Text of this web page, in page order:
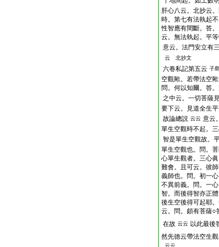
肝心八云。北抄云
時。第七有法執起
性智應有間斷。答
云。無法執起。平
意云。法門安立有
云 北抄文
六卷私記第五云 子
空觀歟。若帶法空
問。何以知爾。答
之中云。一切菩薩
要下云。見道全生
故論總説 云云 意云
單生空觀時不起。
智是單生空觀故。
單生空觀也。問。
心單生觀者。三心
難會。且可云。彼
義師也。問。初一
不異前義。問。一
智。而後得智亦正
後生空後得可起耶
云。問。頗有菩薩○
在故 云云 以此最後
然先徳云帶法空生
云云